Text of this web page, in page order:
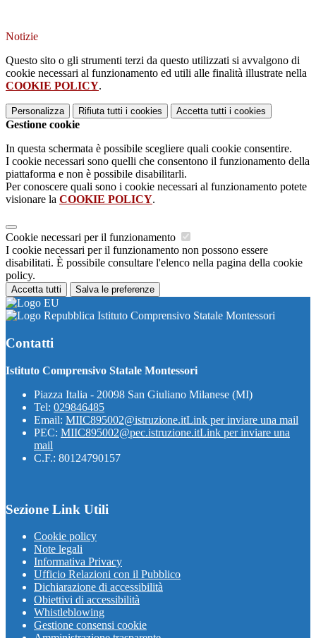
Notizie
Questo sito o gli strumenti terzi da questo utilizzati si avvalgono di
cookie necessari al funzionamento ed utili alle finalità illustrate nella
COOKIE POLICY.
Personalizza Rifiuta tutti i cookies Accetta tutti i cookies
Gestione cookie
In questa schermata è possibile scegliere quali cookie consentire.
I cookie necessari sono quelli che consentono il funzionamento della
piattaforma e non è possibile disabilitarli.
Per conoscere quali sono i cookie necessari al funzionamento potete
visionare la COOKIE POLICY.
Cookie necessari per il funzionamento
I cookie necessari per il funzionamento non possono essere
disabilitati. È possibile consultare l'elenco nella pagina della cookie
policy.
Accetta tutti Salva le preferenze
Istituto Comprensivo Statale Montessori
Contatti
Istituto Comprensivo Statale Montessori
Piazza Italia - 20098 San Giuliano Milanese (MI)
Tel: 029846485
Email: MIIC895002@istruzione.itLink per inviare una mail
PEC: MIIC895002@pec.istruzione.itLink per inviare una
mail
C.F.: 80124790157
Sezione Link Utili
Cookie policy
Note legali
Informativa Privacy
Ufficio Relazioni con il Pubblico
Dichiarazione di accessibilità
Obiettivi di accessibilità
Whistleblowing
Gestione consensi cookie